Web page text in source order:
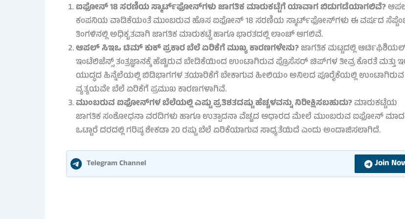
ಐಫೋನ್ 18 ಸರಣಿಯ ಸ್ಮಾರ್ಟ್‌ಫೋನ್‌ಗಳು ಜಾಗತಿಕ ಮಾರುಕಟ್ಟೆಗೆ ಯಾವಾಗ ಬಿಡುಗಡೆಯಾಗಲಿವೆ?
ಕಂಪನಿಯ ವಾಡಿಕೆಯಂತೆ ಮುಂಬರುವ ಹೊಸ ಐಫೋನ್ 18 ಸರಣಿಯ ಸ್ಮಾರ್ಟ್‌ಫೋನ್‌ಗಳು ಈ ವರ್ಷದ
ತಿಂಗಳಿನಲ್ಲಿ ಅಧಿಕೃತವಾಗಿ ಜಾಗತಿಕ ಮಾರುಕಟ್ಟೆ ಹಾಗೂ ಭಾರತದಲ್ಲಿ ಲಾಂಚ್ ಆಗಲಿವೆ.
ಆಪಲ್ ಸಿಇಒ ಟಿಮ್ ಕುಕ್ ಪ್ರಕಾರ ಬೆಲೆ ಏರಿಕೆಗೆ ಮುಖ್ಯ ಕಾರಣಗಳೇನು?ಜಾಗತಿಕ ಮಟ್ಟದಲ್ಲಿ
ಇಂಟೆಲಿಜೆನ್ಸ್ ತಂತ್ರಜ್ಞಾನಕ್ಕೆ ಹೆಚ್ಚಿರುವ ಬೇಡಿಕೆಯಿಂದ ಉಂಟಾಗಿರುವ ಪ್ರೊಸೆಸರ್ ಚಿಪ್‌ಗಳ ತೀವ್ರ ಕೊರತೆ ಮತ್ತು
ಯುದ್ಧದ ಹಿನ್ನೆಲೆಯಲ್ಲಿ ಬಿಡಿಭಾಗಗಳ ತಯಾರಿಕೆಗೆ ಬೇಕಾಗುವ ಹೀಲಿಯಂ ಅನಿಲದ ಪೂರೈಕೆಯಲ್ಲಿ ಉಂಟಾಗಿರುವ
ವ್ಯತ್ಯಯವೇ ಬೆಲೆ ಏರಿಕೆಗೆ ಪ್ರಮುಖ ಕಾರಣಗಳಾಗಿವೆ.
ಮುಂಬರುವ ಐಫೋನ್‌ಗಳ ಬೆಲೆಯಲ್ಲಿ ಎಷ್ಟು ಪ್ರತಿಶತದಷ್ಟು ಹೆಚ್ಚಳವನ್ನು ನಿರೀಕ್ಷಿಸಬಹುದು?ಮಾರುಕಟ್ಟೆಯ
ಜಾಗತಿಕ ಸಂಶೋಧನಾ ವರದಿಗಳು ಹಾಗೂ ಉತ್ಪಾದನಾ ವೆಚ್ಚದ ಆಧಾರದ ಮೇಲೆ ಮುಂಬರುವ ಐಫೋನ್
ಒಟ್ಟಾರೆ ದರದಲ್ಲಿ ಗರಿಷ್ಠ ಶೇಕಡಾ 20 ರಷ್ಟು ಬೆಲೆ ಏರಿಕೆಯಾಗುವ ಸಾಧ್ಯತೆಯಿದೆ ಎಂದು ಅಂದಾಜಿಸಲಾಗಿದೆ.
Telegram Channel Join